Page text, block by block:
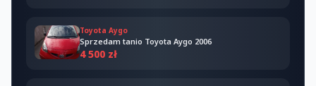
Toyota Aygo
Sprzedam tanio Toyota Aygo 2006
4 500 zł